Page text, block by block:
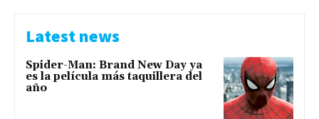
Latest news
Spider-Man: Brand New Day ya
es la película más taquillera del
año